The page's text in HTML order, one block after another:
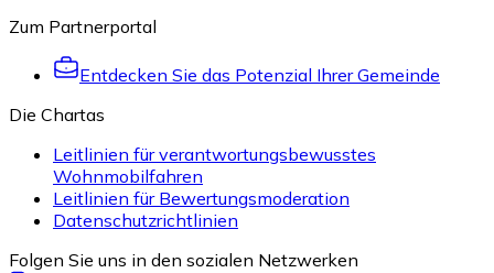
Zum Partnerportal
Entdecken Sie das Potenzial Ihrer Gemeinde
Die Chartas
Leitlinien für verantwortungsbewusstes
Wohnmobilfahren
Leitlinien für Bewertungsmoderation
Datenschutzrichtlinien
Folgen Sie uns in den sozialen Netzwerken